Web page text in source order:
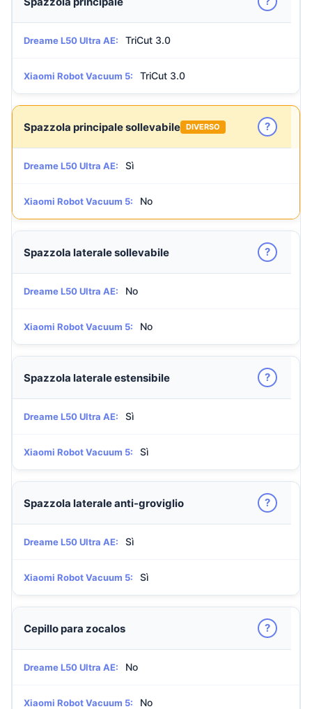
Dreame L50 Ultra AE: TriCut 3.0
Xiaomi Robot Vacuum 5: TriCut 3.0
Spazzola principale sollevabile DIVERSO ?
Dreame L50 Ultra AE: Sì
Xiaomi Robot Vacuum 5: No
Spazzola laterale sollevabile ?
Dreame L50 Ultra AE: No
Xiaomi Robot Vacuum 5: No
Spazzola laterale estensibile ?
Dreame L50 Ultra AE: Sì
Xiaomi Robot Vacuum 5: Sì
Spazzola laterale anti-groviglio ?
Dreame L50 Ultra AE: Sì
Xiaomi Robot Vacuum 5: Sì
Cepillo para zocalos ?
Dreame L50 Ultra AE: No
Xiaomi Robot Vacuum 5: No